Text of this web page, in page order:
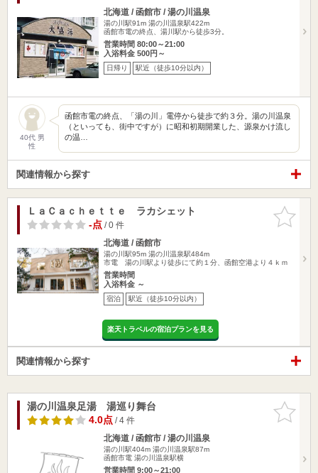
北海道 / 函館市 / 湯の川温泉
湯の川駅91m 湯の川温泉駅422m
函館市電の終点、湯川駅から徒歩3分。
営業時間 80:00～21:00
入浴料金 500円～
日帰り 駅近（徒歩10分以内）
40代 男
性
函館市電の終点、「湯の川」電停から徒歩で約３分。湯の川温泉
（といっても、街中ですが）に昭和初期開業した、源泉かけ流し
の温…
関連情報から探す
お気に入
りに追加
ＬａＣａｃｈｅｔｔｅ ラカシェット
-点/ 0 件
北海道 / 函館市
湯の川駅95m 湯の川温泉駅484m
市電 湯の川駅より徒歩にて約１分、函館空港より４ｋｍ
営業時間
入浴料金 ～
宿泊 駅近（徒歩10分以内）
楽天トラベルの宿泊プランを見る
関連情報から探す
お気に入
りに追加
湯の川温泉足湯 湯巡り舞台
4.0点/ 4 件
北海道 / 函館市 / 湯の川温泉
湯の川駅404m 湯の川温泉駅87m
函館市電 湯の川温泉駅横
営業時間 9:00～21:00